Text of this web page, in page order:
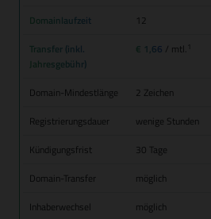
Domainlaufzeit
12
Transfer (inkl.
Jahresgebühr)
€ 1,66 / mtl.
Domain-Mindestlänge
2 Zeichen
Registrierungsdauer
wenige Stunden
Kündigungsfrist
30 Tage
Domain-Transfer
möglich
Inhaberwechsel
möglich